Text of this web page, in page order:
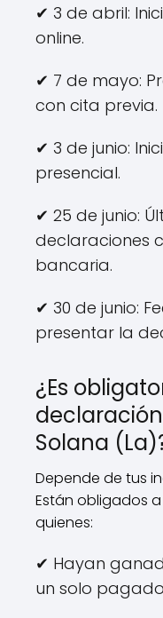
✔ 3 de abril:
online.
✔ 7 de mayo:
con cita previa.
✔ 3 de junio:
presencial.
✔ 25 de junio:
declaraciones
bancaria.
✔ 30 de junio:
presentar la
¿Es
Solana
Depende de tus
Están obligados
quienes:
✔ Hayan
un solo